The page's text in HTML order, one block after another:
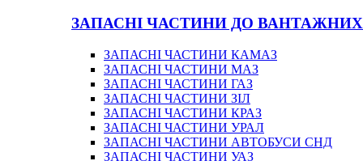
ЗАПАСНІ ЧАСТИНИ ДО
ЗАПАСНІ ЧАСТИНИ КАМАЗ
ЗАПАСНІ ЧАСТИНИ МАЗ
ЗАПАСНІ ЧАСТИНИ ГАЗ
ЗАПАСНІ ЧАСТИНИ ЗІЛ
ЗАПАСНІ ЧАСТИНИ КРАЗ
ЗАПАСНІ ЧАСТИНИ УРАЛ
ЗАПАСНІ ЧАСТИНИ АВТОБУСИ СНД
ЗАПАСНІ ЧАСТИНИ УАЗ